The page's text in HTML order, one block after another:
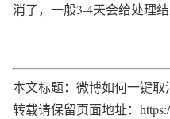
消了，一般3-4天会给处理结
本文标题：微博如何一键取
转载请保留页面地址：